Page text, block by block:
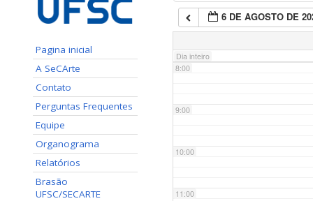
Pagina inicial
A SeCArte
Contato
Perguntas Frequentes
Equipe
Organograma
Relatórios
Brasão
UFSC/SECARTE
6 DE AGOSTO DE
Dia inteiro
7:00
8:00
9:00
10:00
11:00